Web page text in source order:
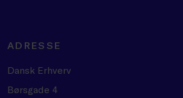
ADRESSE
Dansk Erhverv
Børsgade 4